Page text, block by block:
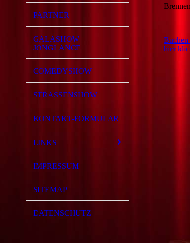
PARTNER
GALASHOW
JONGLANCE
COMEDYSHOW
STRASSENSHOW
KONTAKT-FORMULAR
LINKS
IMPRESSUM
SITEMAP
DATENSCHUTZ
für
Buchen
hier